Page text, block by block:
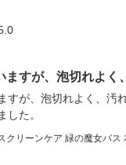
ますが、泡切れよく
すが、泡切れよく、汚
した。
クリーンケア 緑の魔女バス